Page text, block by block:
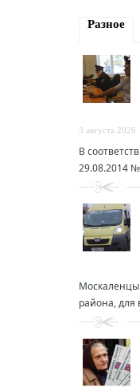
Разное
3 августа 2026
В
29.08.2014
Москаленцы
района, для